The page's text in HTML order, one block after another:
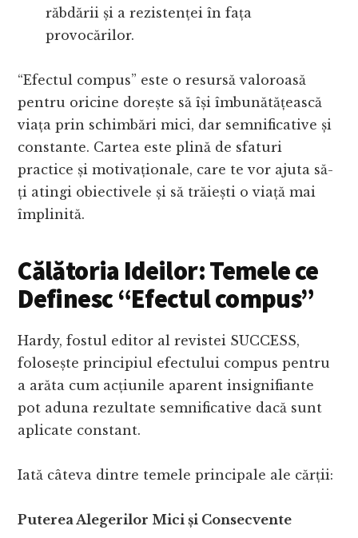
răbdării și a rezistenței în fața
provocărilor.
“Efectul compus” este o resursă valoroasă
pentru oricine dorește să își îmbunătățească
viața prin schimbări mici, dar semnificative și
constante. Cartea este plină de sfaturi
practice și motivaționale, care te vor ajuta să-
ți atingi obiectivele și să trăiești o viață mai
împlinită.
Călătoria Ideilor: Temele ce
Definesc “Efectul compus”
Hardy, fostul editor al revistei SUCCESS,
folosește principiul efectului compus pentru
a arăta cum acțiunile aparent insignifiante
pot aduna rezultate semnificative dacă sunt
aplicate constant.
Iată câteva dintre temele principale ale cărții:
Puterea Alegerilor Mici și Consecvente